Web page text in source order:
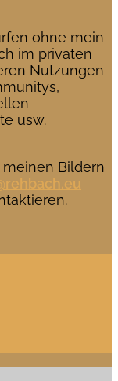
ohne mein
im privaten
Nutzungen
usw.
meinen Bildern